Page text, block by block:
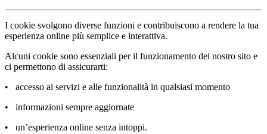
I cookie svolgono diverse funzioni e contribuiscono a rendere la tua
esperienza online più semplice e interattiva.
Alcuni cookie sono essenziali per il funzionamento del nostro sito e
ci permettono di assicurarti:
• accesso ai servizi e alle funzionalità in qualsiasi momento
• informazioni sempre aggiornate
• un’esperienza online senza intoppi.